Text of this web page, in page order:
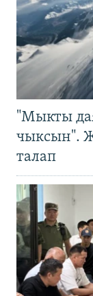
"Мыкты
чыксын".
талап